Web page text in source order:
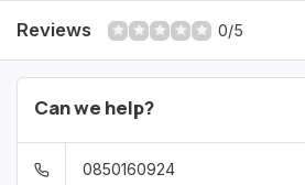
Reviews 0/5
Can we help?
0850160924